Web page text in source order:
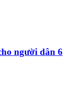
người dân 6